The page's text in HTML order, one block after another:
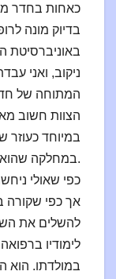
כאחות בחדר
בדיוק מונה
באוניברסיטת
ניקוב, ואני
המתוחה של
הצוות חשוב
במיוחד כעוזר
במחלקה שהוא יכול לסמוך עליו לחלוטין במקרה חירום.
כפי שאולי
אך כפי שקורה
להשלים את
לימודיו
במולדתו. הוא